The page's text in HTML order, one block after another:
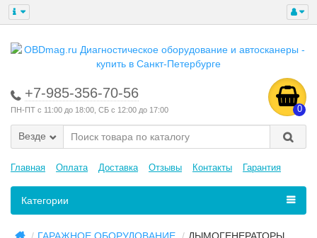
+7-985-356-70-56
ПН-ПТ с 11:00 до 18:00, СБ с 12:00 до 17:00 0
Везде
Главная Оплата Доставка Отзывы Контакты Гарантия
Категории